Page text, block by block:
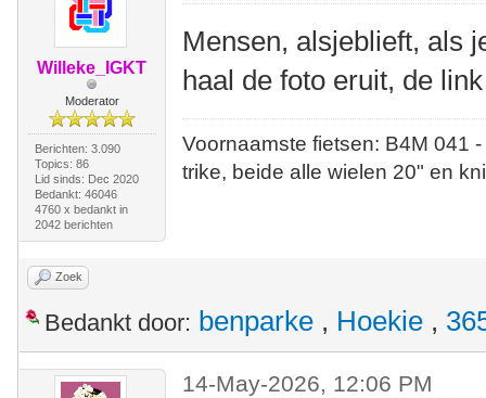
Willeke_IGKT
Moderator
Berichten: 3.090
Topics: 86
Lid sinds: Dec 2020
Bedankt: 46046
4760 x bedankt in
2042 berichten
Mensen, alsjeblieft, als
haal de foto eruit, de
Voornaamste fietsen: B4M
trike, beide alle wielen 20" en
Zoek
Bedankt door: benparke , Hoekie ,
14-May-2026, 12:06 PM